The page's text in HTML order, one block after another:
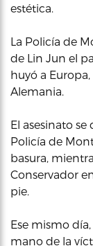
estética.
La Policía de
de Lin Jun el
huyó a
Alemania.
El asesinato
Policía de
basura,
Conservador
pie.
Ese mismo
mano de la